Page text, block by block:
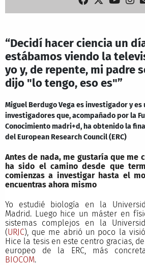
“Decidí hacer ciencia un
estábamos viendo la
yo y, de repente, mi padre
dijo "lo tengo, eso es"”
Miguel Berdugo Vega es investigador y es
investigadores que, acompañado por la
Conocimiento madri+d, ha obtenido la
del European Research Council (ERC)
Antes de nada, me gustaría que me
ha sido el camino desde que
comienzas a investigar hasta el
encuentras ahora mismo
Yo estudié biología en la
Madrid. Luego hice un máster en
sistemas complejos en la
(URJC), que me abrió un poco la
Hice la tesis en este centro gracias,
europeo de la ERC, más
BIOCOM.